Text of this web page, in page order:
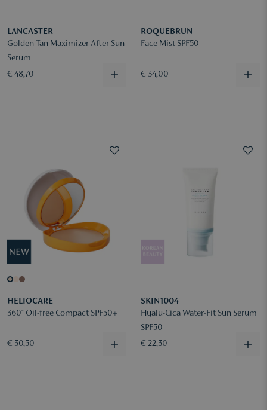
LANCASTER
Golden Tan Maximizer After Sun
Serum
€ 48,70
ROQUEBRUN
Face Mist SPF50
€ 34,00
HELIOCARE
360° Oil-free Compact SPF50+
€ 30,50
SKIN1004
Hyalu-Cica Water-Fit Sun Serum
SPF50
€ 22,30